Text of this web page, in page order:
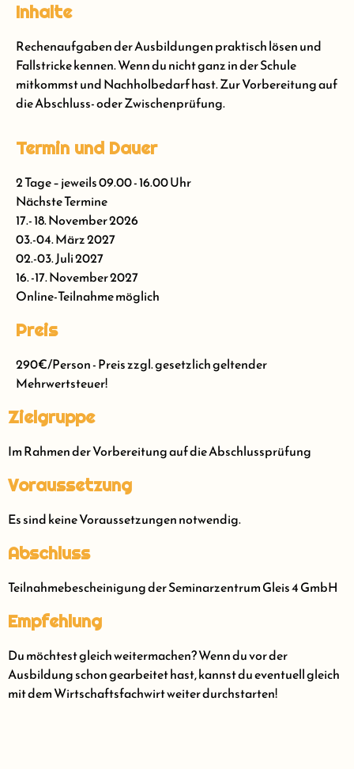
Inhalte
Rechenaufgaben der Ausbildungen praktisch lösen und
Fallstricke kennen. Wenn du nicht ganz in der Schule
mitkommst und Nachholbedarf hast. Zur Vorbereitung auf
die Abschluss- oder Zwischenprüfung.
Termin und Dauer
2 Tage – jeweils 09.00 - 16.00 Uhr
Nächste Termine
17.- 18. November 2026
03.-04. März 2027
02.-03. Juli 2027
16. -17. November 2027
Online-Teilnahme möglich
Preis
290€/Person - Preis zzgl. gesetzlich geltender
Mehrwertsteuer!
Zielgruppe
Im Rahmen der Vorbereitung auf die Abschlussprüfung
Voraussetzung
Es sind keine Voraussetzungen notwendig.
Abschluss
Teilnahmebescheinigung der Seminarzentrum Gleis 4 GmbH
Empfehlung
Du möchtest gleich weitermachen? Wenn du vor der
Ausbildung schon gearbeitet hast, kannst du eventuell gleich
mit dem Wirtschaftsfachwirt weiter durchstarten!